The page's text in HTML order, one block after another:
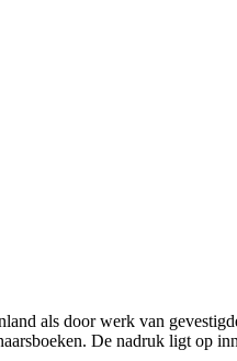
als door werk van
De nadruk ligt op